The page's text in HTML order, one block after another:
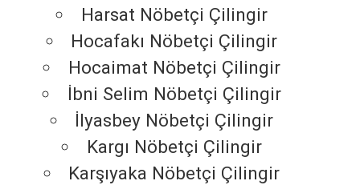
Harsat Nöbetçi Çilingir
Hocafakı Nöbetçi Çilingir
Hocaimat Nöbetçi Çilingir
İbni Selim Nöbetçi Çilingir
İlyasbey Nöbetçi Çilingir
Kargı Nöbetçi Çilingir
Karşıyaka Nöbetçi Çilingir